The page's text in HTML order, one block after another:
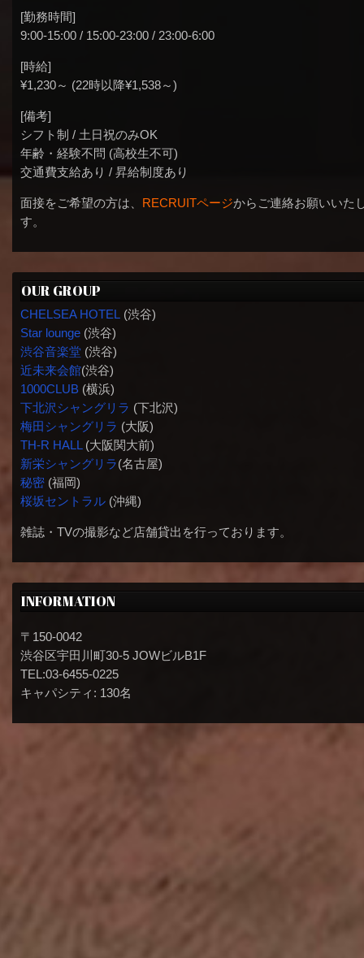
[勤務時間]
9:00-15:00 / 15:00-23:00 / 23:00-6:00
[時給]
¥1,230～ (22時以降¥1,538～)
[備考]
シフト制 / 土日祝のみOK
年齢・経験不問 (高校生不可)
交通費支給あり / 昇給制度あり
面接をご希望の方は、 RECRUITページからご連絡お願いいた
す。
OUR GROUP
CHELSEA HOTEL (渋谷)
Star lounge(渋谷)
渋谷音楽堂(渋谷)
近未来会館(渋谷)
1000CLUB(横浜)
下北沢シャングリラ (下北沢)
梅田シャングリラ (大阪)
TH-R HALL(大阪関大前)
新栄シャングリラ(名古屋)
秘密(福岡)
桜坂セントラル(沖縄)
雑誌・TVの撮影など店舗貸出を行っております。
INFORMATION
〒150-0042
渋谷区宇田川町30-5 JOWビルB1F
TEL:03-6455-0225
キャパシティ: 130名